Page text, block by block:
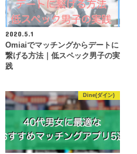
円
円
公式
円
料
公式
円
料
公式
ビスは
チン
剣度は
★★★☆☆ 公式
高めな
かった
活を
！
★★★☆☆ 公式
でな
2020.5.1
Omiaiでマッチングからデートに
繋げる方法｜低スペック男子の実
践
Dine(ダイン)